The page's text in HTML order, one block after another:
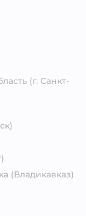
(г. Санкт-
(Владикавказ)